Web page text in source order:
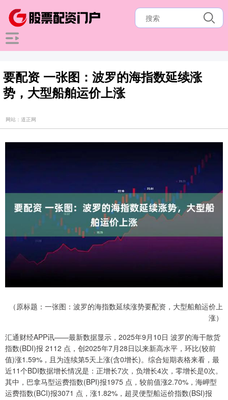
要配资 一张图：波罗的海指数延续涨
势，大型船舶运价上涨
网站：道正网
（原标题：一张图：波罗的海指数延续涨势要配资，大型船舶运价上
涨）
汇通财经APP讯——最新数据显示，2025年9月10日 波罗的海干散货
指数(BDI)报 2112 点，创2025年7月28日以来新高水平，环比(较前
值)涨1.59%，且为连续第5天上涨(含0增长)。综合短期表格来看，最
近11个BDI数据增长情况是：正增长7次，负增长4次，零增长是0次。
其中，巴拿马型运费指数(BPI)报1975 点，较前值涨2.70%，海岬型
运费指数(BCI)报3071 点，涨1.82%，超灵便型船运价指数(BSI)报